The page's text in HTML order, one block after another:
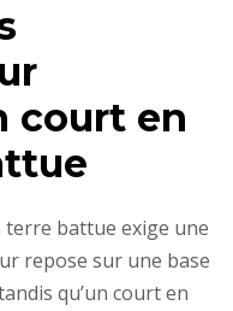
court en
battue exige une
repose sur une base
qu’un court en